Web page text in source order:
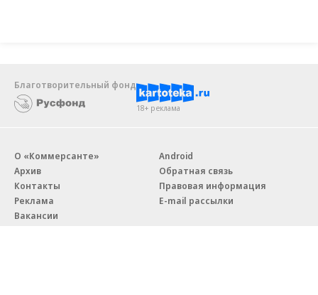
Благотворительный фонд
18+ реклама
О «Коммерсанте»
Архив
Контакты
Реклама
Вакансии
Android
Обратная связь
Правовая информация
E-mail рассылки